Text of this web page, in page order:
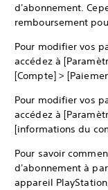
d'abonnement.
remboursement
Pour modifier vos
accédez à
[Compte] >
Pour modifier vos
accédez à
[informations du
Pour savoir
d'abonnement à
appareil